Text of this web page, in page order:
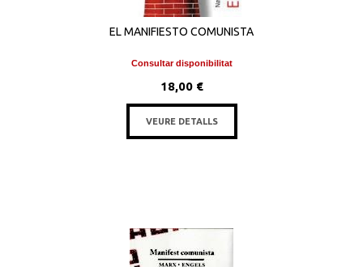
EL MANIFIESTO COMUNISTA
Consultar disponibilitat
18,00 €
VEURE DETALLS